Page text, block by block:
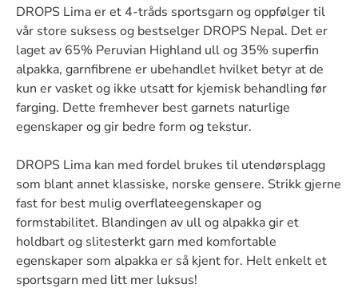
DROPS Lima er et 4-tråds sportsgarn og oppfølger til
vår store suksess og bestselger DROPS Nepal. Det er
laget av 65% Peruvian Highland ull og 35% superfin
alpakka, garnfibrene er ubehandlet hvilket betyr at de
kun er vasket og ikke utsatt for kjemisk behandling før
farging. Dette fremhever best garnets naturlige
egenskaper og gir bedre form og tekstur.
DROPS Lima kan med fordel brukes til utendørsplagg
som blant annet klassiske, norske gensere. Strikk gjerne
fast for best mulig overflateegenskaper og
formstabilitet. Blandingen av ull og alpakka gir et
holdbart og slitesterkt garn med komfortable
egenskaper som alpakka er så kjent for. Helt enkelt et
sportsgarn med litt mer luksus!